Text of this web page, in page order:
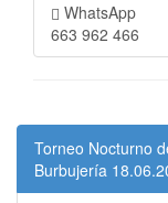
WhatsApp
663 962 466
Torneo Nocturno
Burbujería